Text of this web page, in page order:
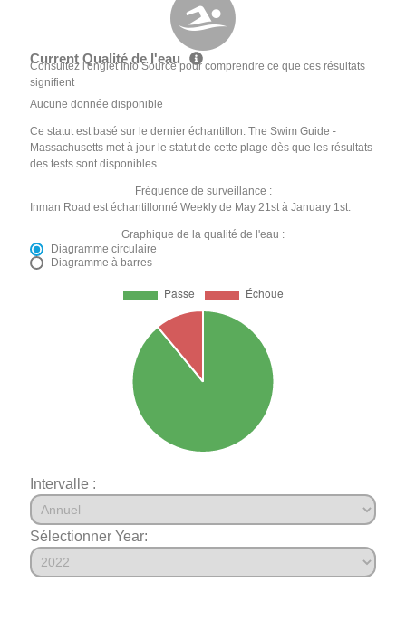
Current Qualité de l'eau
Consultez l'onglet Info Source pour comprendre ce que ces résultats
signifient
Aucune donnée disponible
Ce statut est basé sur le dernier échantillon. The Swim Guide -
Massachusetts met à jour le statut de cette plage dès que les résultats
des tests sont disponibles.
Fréquence de surveillance :
Inman Road est échantillonné Weekly de May 21st à January 1st.
Graphique de la qualité de l'eau :
Diagramme circulaire
Diagramme à barres
Intervalle :
Sélectionner Year: